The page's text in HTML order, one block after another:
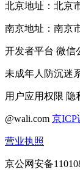
北京地址：北京
南京地址：南京
开发者平台 微信
未成年人防沉迷
用户应用权限 隐
@wali.com 京ICP
营业执照
京公网安备